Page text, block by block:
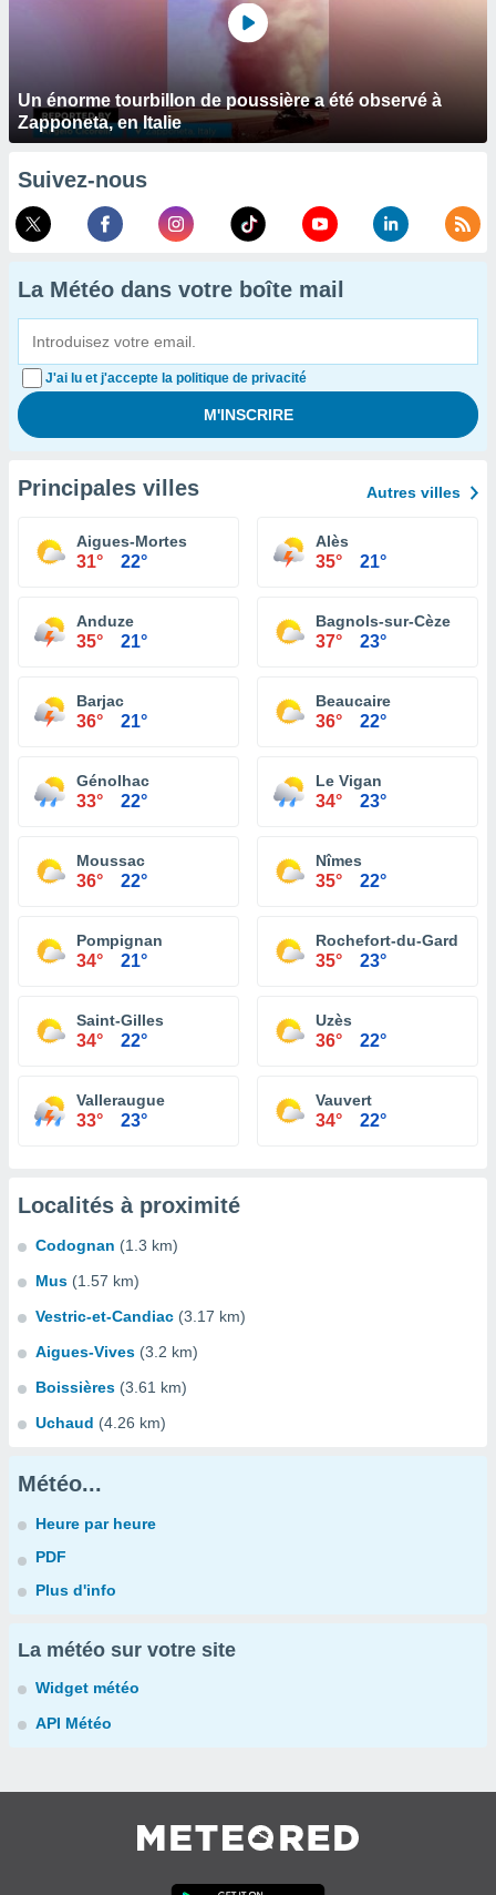
Un énorme tourbillon de poussière a été observé à
Zapponeta, en Italie
Suivez-nous
La Météo dans votre boîte mail
J'ai lu et j'accepte la politique de privacité
Principales villes Autres villes
Aigues-Mortes
31° 22°
Alès
35° 21°
Anduze
35° 21°
Bagnols-sur-Cèze
37° 23°
Barjac
36° 21°
Beaucaire
36° 22°
Génolhac
33° 22°
Le Vigan
34° 23°
Moussac
36° 22°
Nîmes
35° 22°
Pompignan
34° 21°
Rochefort-du-Gard
35° 23°
Saint-Gilles
34° 22°
Uzès
36° 22°
Valleraugue
33° 23°
Vauvert
34° 22°
Localités à proximité
Codognan (1.3 km)
Mus (1.57 km)
Vestric-et-Candiac (3.17 km)
Aigues-Vives (3.2 km)
Boissières (3.61 km)
Uchaud (4.26 km)
Météo...
Heure par heure
PDF
Plus d'info
La météo sur votre site
Widget météo
API Météo